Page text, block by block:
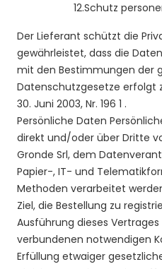
12.Schutz
Der Lieferant schützt die
gewährleistet, dass die
mit den Bestimmungen der
Datenschutzgesetze erfolgt
30. Juni 2003, Nr. 196 1 .
Persönliche Daten
direkt und/oder über Dritte
Gronde Srl, dem
Papier-, IT- und
Methoden verarbeitet
Ziel, die Bestellung zu
Ausführung dieses
verbundenen notwendigen
Erfüllung etwaiger